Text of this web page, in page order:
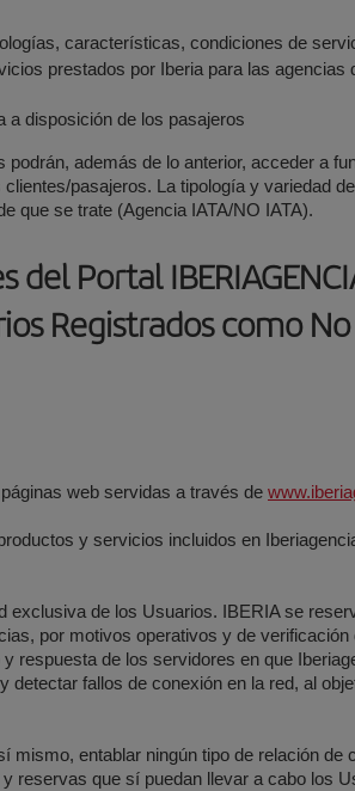
características, condiciones de
prestados por Iberia para las
a disposición de los pasajeros
además de lo anterior, acceder a
pasajeros. La tipología y variedad
que se trate (Agencia IATA/NO IATA).
Portal
Registrados como
web servidas a través de
y servicios incluidos en
exclusiva de los Usuarios. IBERIA se
por motivos operativos y de
respuesta de los servidores en que
detectar fallos de conexión en la red, al
mismo, entablar ningún tipo de relación
reservas que sí puedan llevar a cabo los